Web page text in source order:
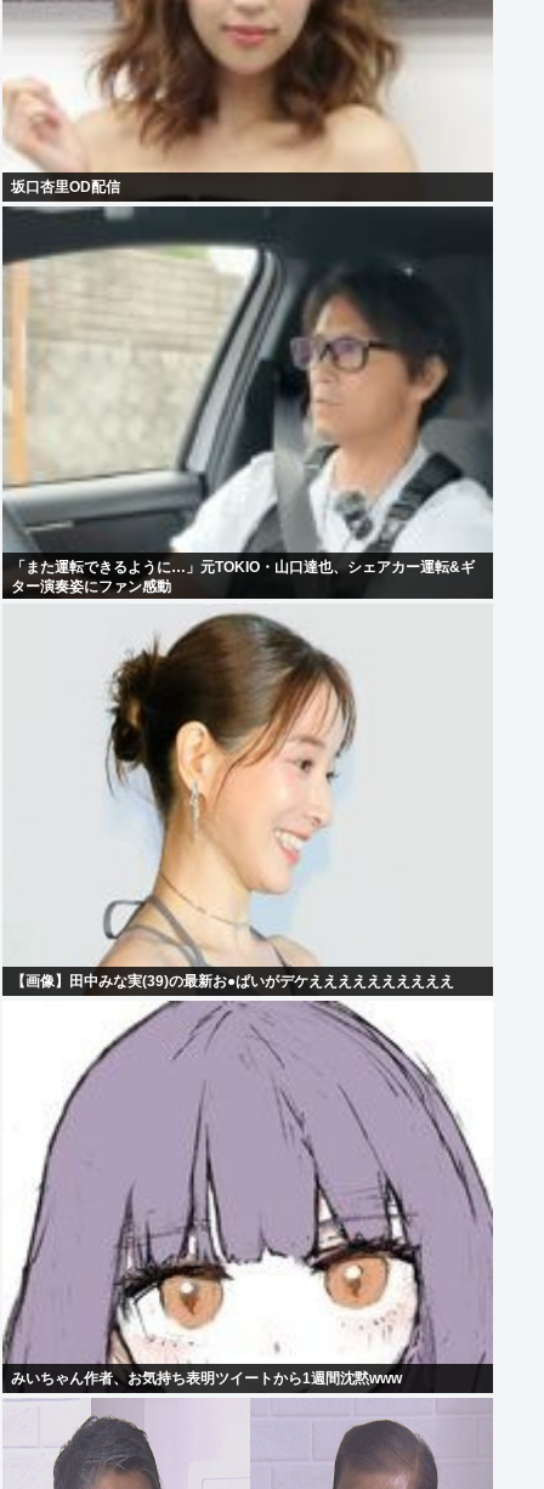
坂口杏里OD配信
「また運転できるように…」元TOKIO・山口達也、シェアカー運転&ギ
ター演奏姿にファン感動
【画像】田中みな実(39)の最新お●ぱいがデケええええええええええ
みいちゃん作者、お気持ち表明ツイートから1週間沈黙www